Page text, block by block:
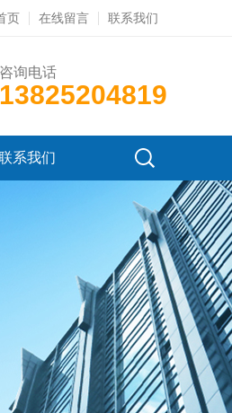
页 在线留言 联系我们
咨询电话
13825204819
系我们